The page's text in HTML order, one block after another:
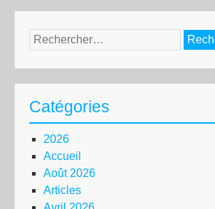
Rechercher :
Catégories
2026
Accueil
Août 2026
Articles